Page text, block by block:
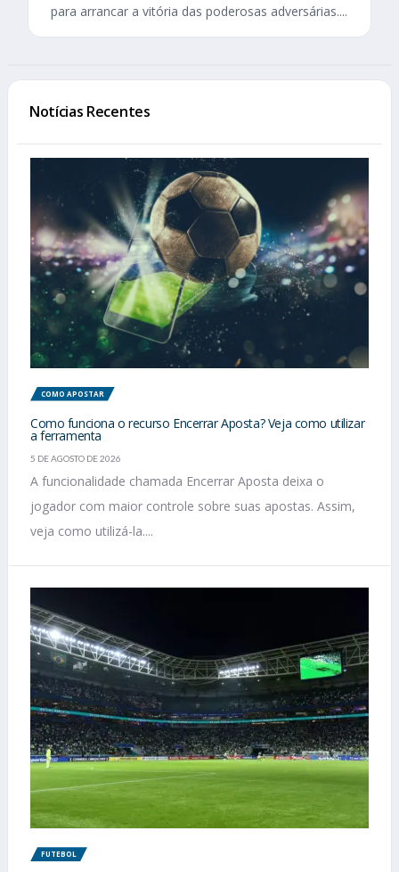
para arrancar a vitória das poderosas adversárias....
Notícias Recentes
COMO APOSTAR
Como funciona o recurso Encerrar Aposta? Veja como utilizar
a ferramenta
5 DE AGOSTO DE 2026
A funcionalidade chamada Encerrar Aposta deixa o
jogador com maior controle sobre suas apostas. Assim,
veja como utilizá-la....
FUTEBOL